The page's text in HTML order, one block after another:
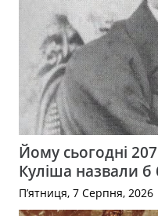
Йому сьогодні
Куліша назвали б
П’ятниця, 7 Серпня, 2026